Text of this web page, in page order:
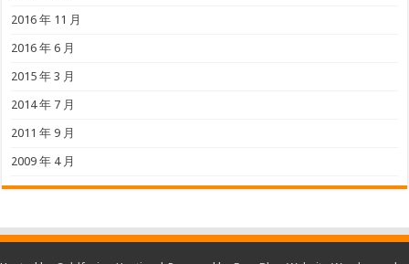
2016 年 11 月
2016 年 6 月
2015 年 3 月
2014 年 7 月
2011 年 9 月
2009 年 4 月